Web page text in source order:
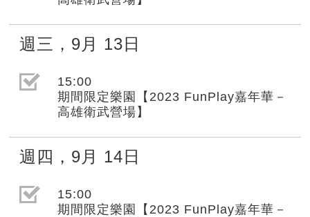
週三 ， 9月 13日
選取節目(未勾選)
15:00
期間限定樂園【2023 FunPlay嘉年華－
高雄衛武營場】
週四 ， 9月 14日
選取節目(未勾選)
15:00
期間限定樂園【2023 FunPlay嘉年華－